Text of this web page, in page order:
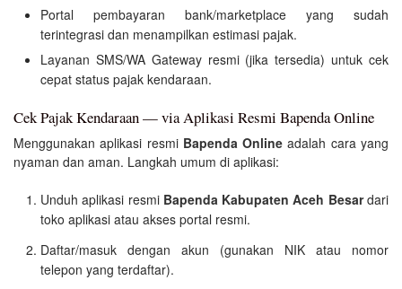
Portal pembayaran bank/marketplace yang sudah
terintegrasi dan menampilkan estimasi pajak.
Layanan SMS/WA Gateway resmi (jika tersedia) untuk cek
cepat status pajak kendaraan.
Cek Pajak Kendaraan — via Aplikasi Resmi Bapenda Online
Menggunakan aplikasi resmi Bapenda Online adalah cara yang
nyaman dan aman. Langkah umum di aplikasi:
Unduh aplikasi resmi Bapenda Kabupaten Aceh Besardari
toko aplikasi atau akses portal resmi.
Daftar/masuk dengan akun (gunakan NIK atau nomor
telepon yang terdaftar).